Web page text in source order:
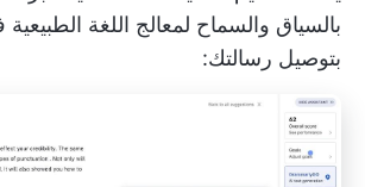
بتوصيل رسالتك: